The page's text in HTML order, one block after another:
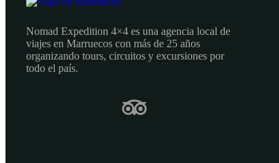
Nomad Expedition 4×4 es una agencia local de
viajes en Marruecos con más de 25 años
organizando tours, circuitos y excursiones por
todo el país.